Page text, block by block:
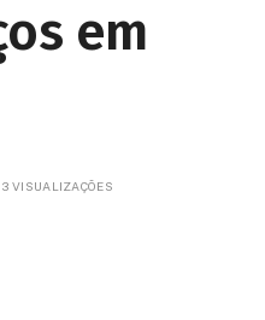
em
3 VISUALIZAÇÕES